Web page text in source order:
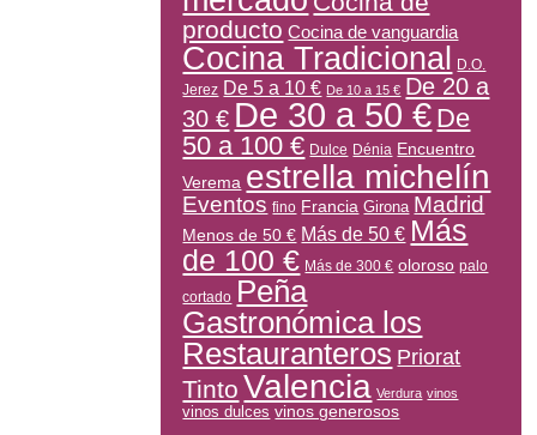
producto Cocina de vanguardia
Cocina Tradicional
D.O.
Jerez De 5 a 10 € De 10 a 15 € De 20 a
30 € De 30 a 50 € De
50 a 100 € Dulce Dénia Encuentro
Verema estrella michelín
Eventos fino Francia Girona Madrid
Menos de 50 € Más de 50 € Más
de 100 € Más de 300 € oloroso palo
cortado Peña
Gastronómica los
Restauranteros Priorat
Tinto Valencia Verdura vinos
vinos dulces vinos generosos